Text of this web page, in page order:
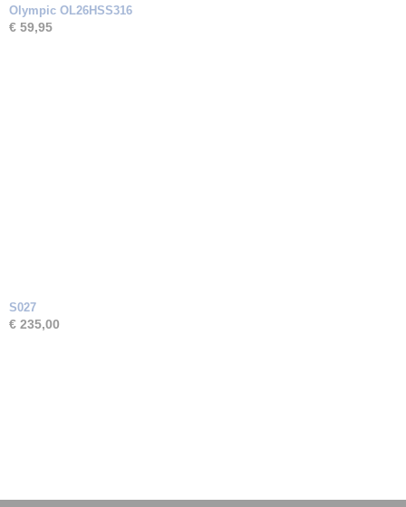
Olympic OL26HSS316
€ 59,95
S027
€ 235,00